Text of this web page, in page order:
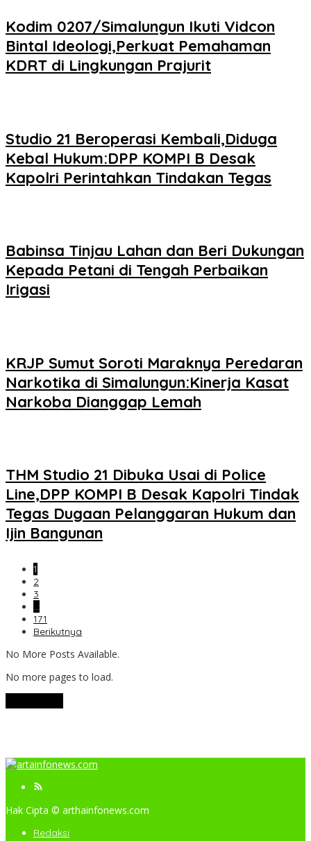
Kodim 0207/Simalungun Ikuti Vidcon
Bintal Ideologi,Perkuat Pemahaman
KDRT di Lingkungan Prajurit
Studio 21 Beroperasi Kembali,Diduga
Kebal Hukum:DPP KOMPI B Desak
Kapolri Perintahkan Tindakan Tegas
Babinsa Tinjau Lahan dan Beri Dukungan
Kepada Petani di Tengah Perbaikan
Irigasi
KRJP Sumut Soroti Maraknya Peredaran
Narkotika di Simalungun:Kinerja Kasat
Narkoba Dianggap Lemah
THM Studio 21 Dibuka Usai di Police
Line,DPP KOMPI B Desak Kapolri Tindak
Tegas Dugaan Pelanggaran Hukum dan
Ijin Bangunan
1
2
3
…
171
Berikutnya
No More Posts Available.
No more pages to load.
Hak Cipta © arthainfonews.com
Redaksi